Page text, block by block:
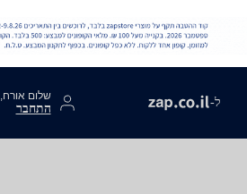
ל- שלום אורח,
התחבר